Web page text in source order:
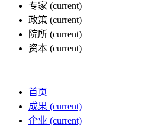
专家 (current)
政策 (current)
院所 (current)
资本 (current)
首页
成果 (current)
企业 (current)